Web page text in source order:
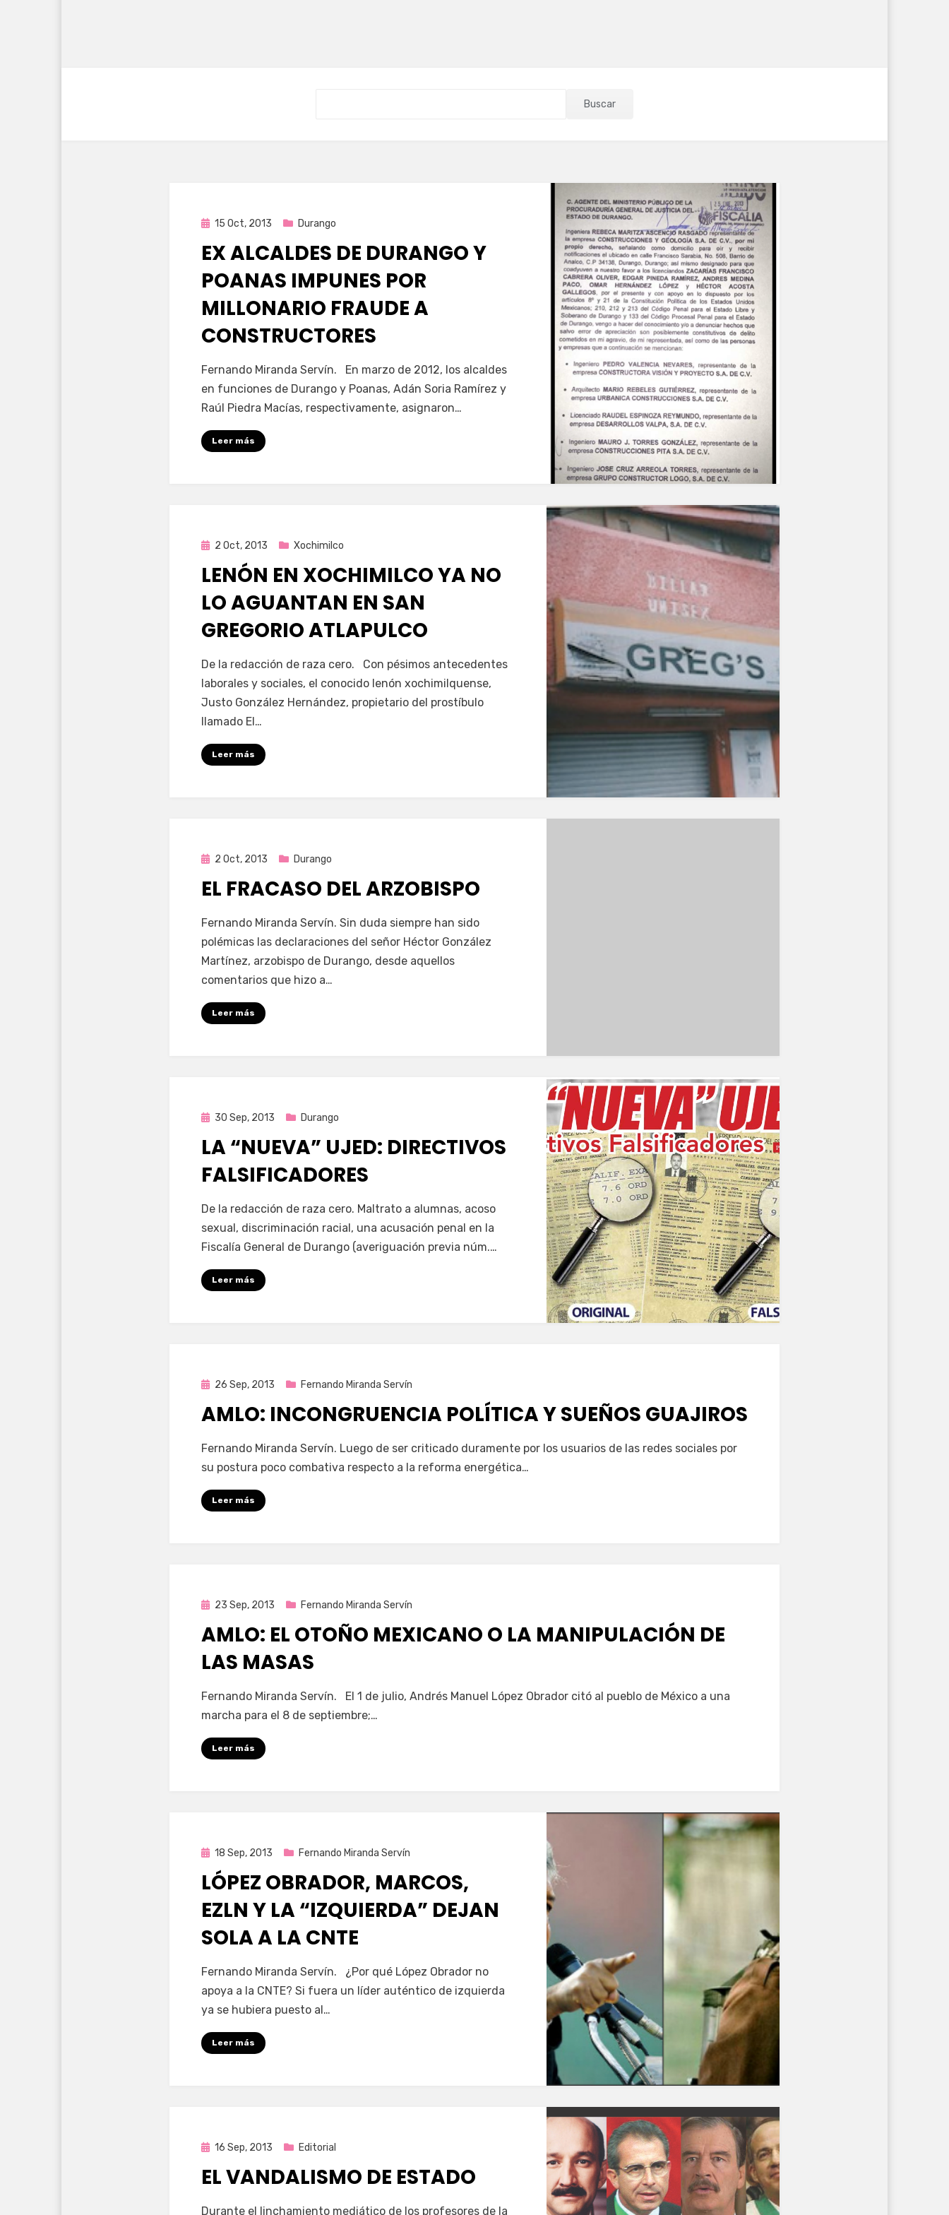
Buscar
Publicada
15 Oct, 2013 Durango
EX ALCALDES DE DURANGO Y
POANAS IMPUNES POR
MILLONARIO FRAUDE A
CONSTRUCTORES
porEnrique
Fernando Miranda Servín. En marzo de 2012, los alcaldes
en funciones de Durango y Poanas, Adán Soria Ramírez y
Raúl Piedra Macías, respectivamente, asignaron…
Leer más
Publicada
2 Oct, 2013 Xochimilco
LENÓN EN XOCHIMILCO YA NO
LO AGUANTAN EN SAN
GREGORIO ATLAPULCO
porEnrique
De la redacción de raza cero. Con pésimos antecedentes
laborales y sociales, el conocido lenón xochimilquense,
Justo González Hernández, propietario del prostíbulo
llamado El…
Leer más
Publicada
2 Oct, 2013 Durango
EL FRACASO DEL ARZOBISPO
porEnrique
Fernando Miranda Servín. Sin duda siempre han sido
polémicas las declaraciones del señor Héctor González
Martínez, arzobispo de Durango, desde aquellos
comentarios que hizo a…
Leer más
Publicada
30 Sep, 2013 Durango
LA “NUEVA” UJED: DIRECTIVOS
FALSIFICADORES
porEnrique
De la redacción de raza cero. Maltrato a alumnas, acoso
sexual, discriminación racial, una acusación penal en la
Fiscalía General de Durango (averiguación previa núm.…
Leer más
Publicada
26 Sep, 2013 Fernando Miranda Servín
AMLO: INCONGRUENCIA POLÍTICA Y SUEÑOS GUAJIROS
porEnrique
Fernando Miranda Servín. Luego de ser criticado duramente por los usuarios de las redes sociales por
su postura poco combativa respecto a la reforma energética…
Leer más
Publicada
23 Sep, 2013 Fernando Miranda Servín
AMLO: EL OTOÑO MEXICANO O LA MANIPULACIÓN DE
LAS MASAS
porEnrique
Fernando Miranda Servín. El 1 de julio, Andrés Manuel López Obrador citó al pueblo de México a una
marcha para el 8 de septiembre;…
Leer más
Publicada
18 Sep, 2013 Fernando Miranda Servín
LÓPEZ OBRADOR, MARCOS,
EZLN Y LA “IZQUIERDA” DEJAN
SOLA A LA CNTE
porEnrique
Fernando Miranda Servín. ¿Por qué López Obrador no
apoya a la CNTE? Si fuera un líder auténtico de izquierda
ya se hubiera puesto al…
Leer más
Publicada
16 Sep, 2013 Editorial
EL VANDALISMO DE ESTADO
porEnrique
Durante el linchamiento mediático de los profesores de la